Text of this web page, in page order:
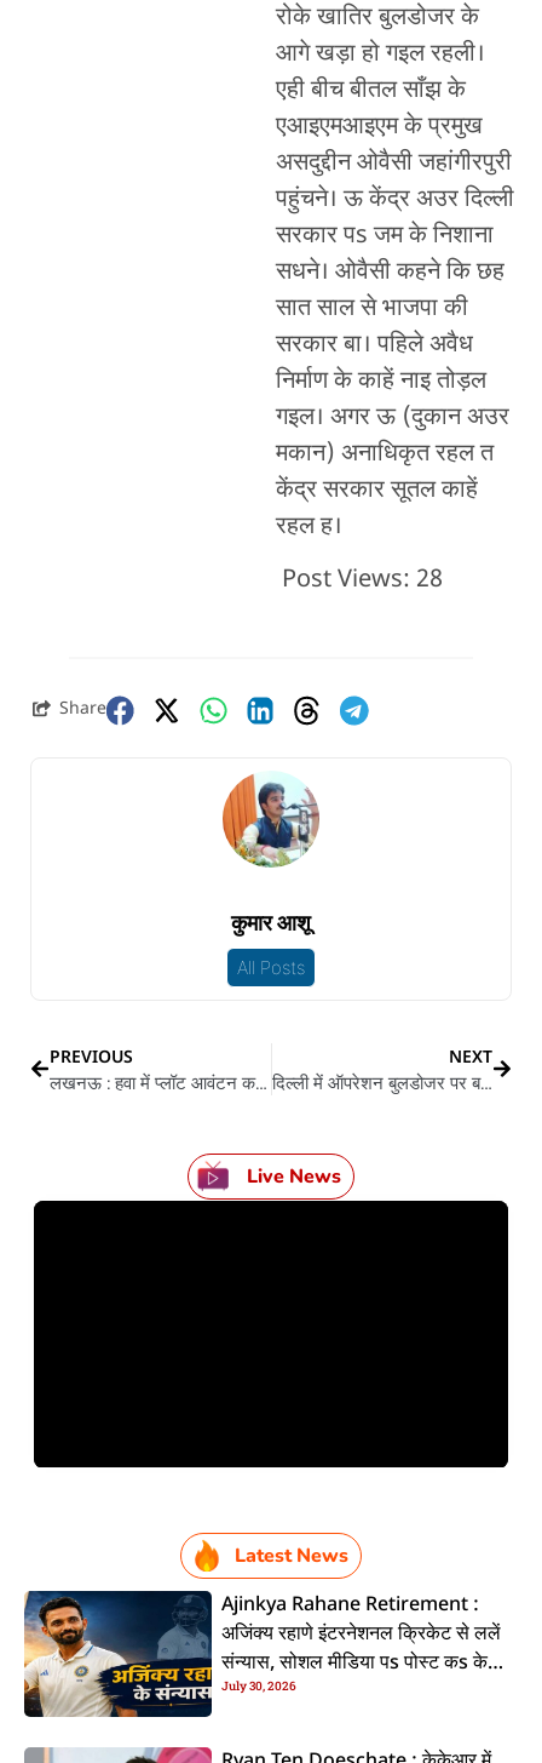
रोके खातिर बुलडोजर के
आगे खड़ा हो गइल रहली।
एही बीच बीतल साँझ के
एआइएमआइएम के प्रमुख
असदुद्दीन ओवैसी जहांगीरपुरी
पहुंचने। ऊ केंद्र अउर दिल्‍ली
सरकार पs जम के निशाना
सधने। ओवैसी कहने कि छह
सात साल से भाजपा की
सरकार बा। पहिले अवैध
निर्माण के काहें नाइ तोड़ल
गइल। अगर ऊ (दुकान अउर
मकान) अनाधिकृत रहल त
केंद्र सरकार सूतल काहें
रहल ह।
Post Views: 28
Share
कुमार आशू
All Posts
PREVIOUS
लखनऊ : हवा में प्लॉट आवंटन करे वाली डिप्टी जीएम सस्पेंड
NEXT
दिल्ली में ऑपरेशन बुलडोजर पर बड़ फैसला
Live News
Latest News
Ajinkya Rahane Retirement :
अजिंक्य रहाणे इंटरनेशनल क्रिकेट से ललें
संन्यास, सोशल मीडिया पs पोस्ट कs के
कइलें एलान
July 30, 2026